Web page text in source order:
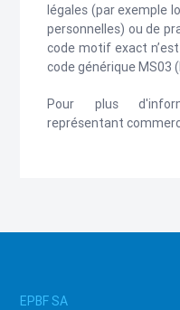
légales (par exemple
personnelles) ou de
code motif exact
code générique MS03
Pour plus
représentant
EPBF SA